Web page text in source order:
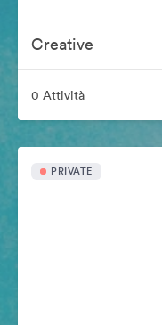
Creative
0 Attività
PRIVATE